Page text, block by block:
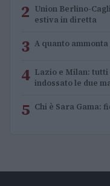
2 Union Berlino-
estiva in diretta
3 A quanto
4 Lazio e Milan:
indossato le due
5 Chi è Sara Gama: